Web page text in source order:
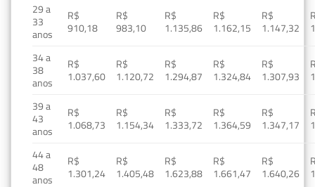
29 a
33
anos
R$
910,18
R$
983,10
R$
1.135,86
R$
1.162,15
R$
1.147,32
34 a
38
anos
R$
1.037,60
R$
1.120,72
R$
1.294,87
R$
1.324,84
R$
1.307,93
39 a
43
anos
R$
1.068,73
R$
1.154,34
R$
1.333,72
R$
1.364,59
R$
1.347,17
44 a
48
anos
R$
1.301,24
R$
1.405,48
R$
1.623,88
R$
1.661,47
R$
1.640,26